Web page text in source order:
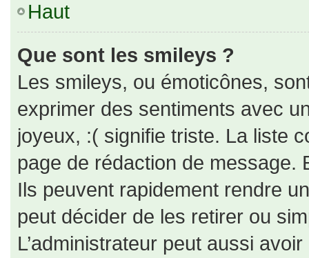
Haut
Que sont les smileys ?
Les smileys, ou émoticônes,
exprimer des sentiments avec
joyeux, :( signifie triste. La liste
page de rédaction de message.
Ils peuvent rapidement rendre
peut décider de les retirer ou
L’administrateur peut aussi